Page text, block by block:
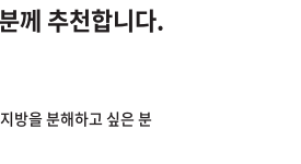
께 추천합니다.
방을 분해하고 싶은 분